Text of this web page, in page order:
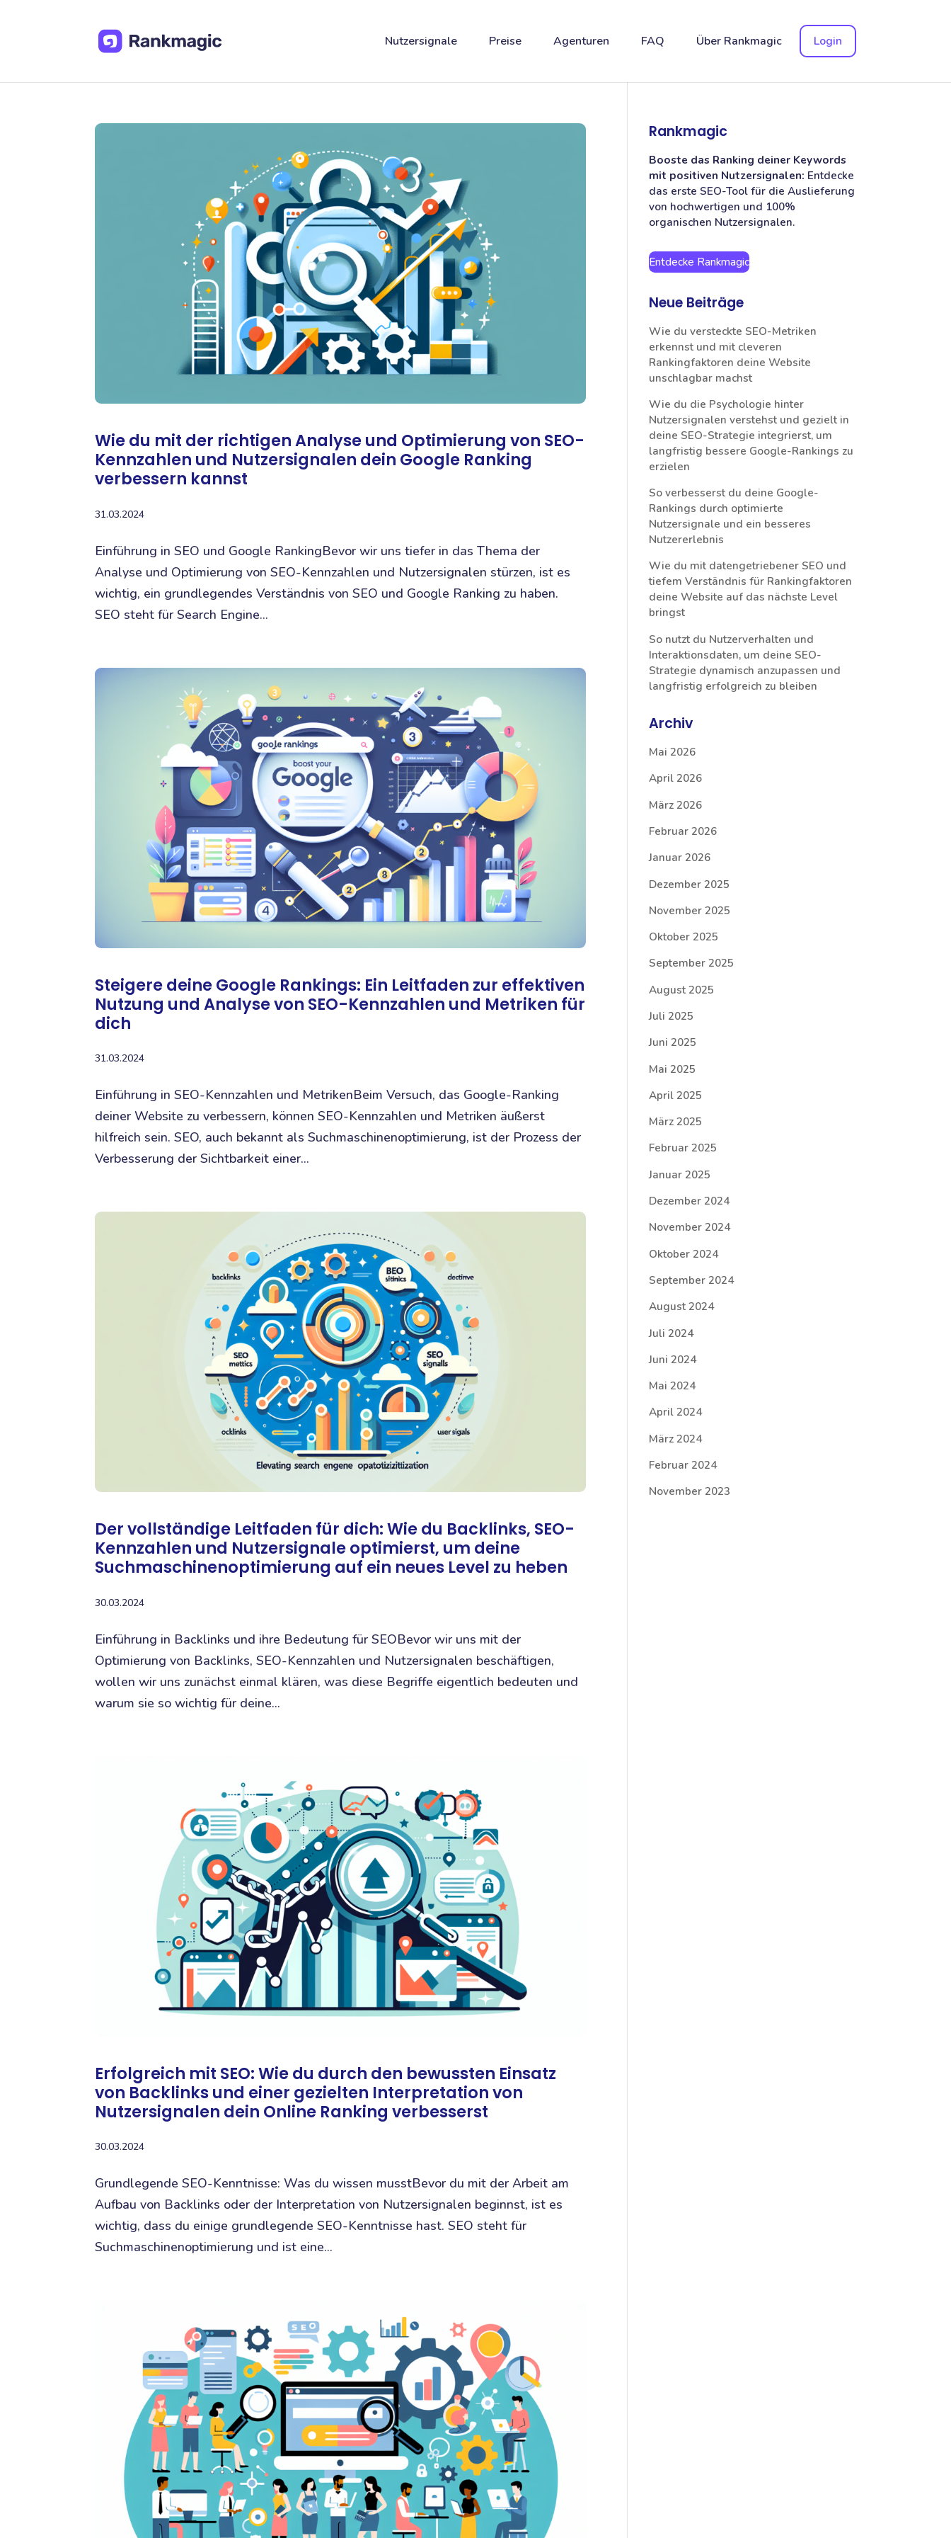
Nutzersignale Preise Agenturen FAQ Über Rankmagic Login
Wie du mit der richtigen Analyse und Optimierung von SEO-
Kennzahlen und Nutzersignalen dein Google Ranking
verbessern kannst
31.03.2024
Einführung in SEO und Google RankingBevor wir uns tiefer in das Thema der
Analyse und Optimierung von SEO-Kennzahlen und Nutzersignalen stürzen, ist es
wichtig, ein grundlegendes Verständnis von SEO und Google Ranking zu haben.
SEO steht für Search Engine...
Steigere deine Google Rankings: Ein Leitfaden zur effektiven
Nutzung und Analyse von SEO-Kennzahlen und Metriken für
dich
31.03.2024
Einführung in SEO-Kennzahlen und MetrikenBeim Versuch, das Google-Ranking
deiner Website zu verbessern, können SEO-Kennzahlen und Metriken äußerst
hilfreich sein. SEO, auch bekannt als Suchmaschinenoptimierung, ist der Prozess der
Verbesserung der Sichtbarkeit einer...
Der vollständige Leitfaden für dich: Wie du Backlinks, SEO-
Kennzahlen und Nutzersignale optimierst, um deine
Suchmaschinenoptimierung auf ein neues Level zu heben
30.03.2024
Einführung in Backlinks und ihre Bedeutung für SEOBevor wir uns mit der
Optimierung von Backlinks, SEO-Kennzahlen und Nutzersignalen beschäftigen,
wollen wir uns zunächst einmal klären, was diese Begriffe eigentlich bedeuten und
warum sie so wichtig für deine...
Erfolgreich mit SEO: Wie du durch den bewussten Einsatz
von Backlinks und einer gezielten Interpretation von
Nutzersignalen dein Online Ranking verbesserst
30.03.2024
Grundlegende SEO-Kenntnisse: Was du wissen musstBevor du mit der Arbeit am
Aufbau von Backlinks oder der Interpretation von Nutzersignalen beginnst, ist es
wichtig, dass du einige grundlegende SEO-Kenntnisse hast. SEO steht für
Suchmaschinenoptimierung und ist eine...
Rankmagic
Booste das Ranking deiner Keywords
mit positiven Nutzersignalen: Entdecke
das erste SEO-Tool für die Auslieferung
von hochwertigen und 100%
organischen Nutzersignalen.
Entdecke Rankmagic
Neue Beiträge
Wie du versteckte SEO-Metriken
erkennst und mit cleveren
Rankingfaktoren deine Website
unschlagbar machst
Wie du die Psychologie hinter
Nutzersignalen verstehst und gezielt in
deine SEO-Strategie integrierst, um
langfristig bessere Google-Rankings zu
erzielen
So verbesserst du deine Google-
Rankings durch optimierte
Nutzersignale und ein besseres
Nutzererlebnis
Wie du mit datengetriebener SEO und
tiefem Verständnis für Rankingfaktoren
deine Website auf das nächste Level
bringst
So nutzt du Nutzerverhalten und
Interaktionsdaten, um deine SEO-
Strategie dynamisch anzupassen und
langfristig erfolgreich zu bleiben
Archiv
Mai 2026
April 2026
März 2026
Februar 2026
Januar 2026
Dezember 2025
November 2025
Oktober 2025
September 2025
August 2025
Juli 2025
Juni 2025
Mai 2025
April 2025
März 2025
Februar 2025
Januar 2025
Dezember 2024
November 2024
Oktober 2024
September 2024
August 2024
Juli 2024
Juni 2024
Mai 2024
April 2024
März 2024
Februar 2024
November 2023